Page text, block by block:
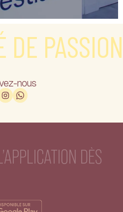
nous
DÈS